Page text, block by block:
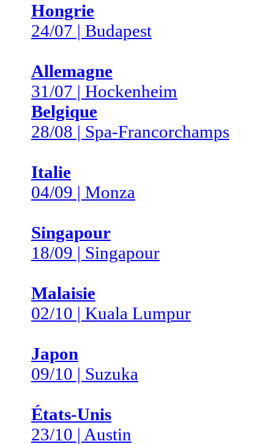
Hongrie
24/07 | Budapest
Allemagne
31/07 | Hockenheim
Belgique
28/08 | Spa-Francorchamps
Italie
04/09 | Monza
Singapour
18/09 | Singapour
Malaisie
02/10 | Kuala Lumpur
Japon
09/10 | Suzuka
États-Unis
23/10 | Austin